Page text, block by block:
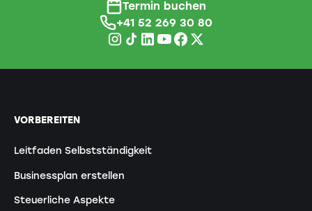
Termin buchen
+41 52 269 30 80
VORBEREITEN
Leitfaden Selbstständigkeit
Businessplan erstellen
Steuerliche Aspekte